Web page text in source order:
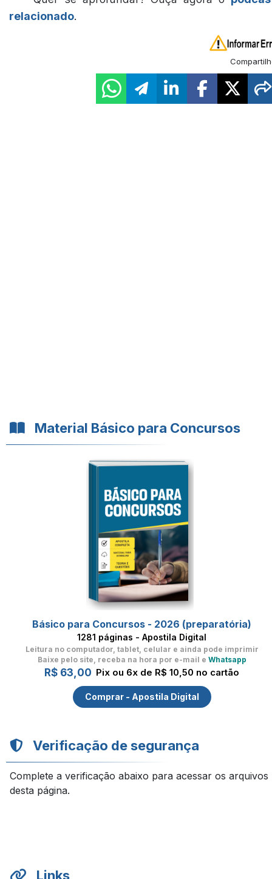
relacionado.
Material Básico para Concursos
Básico para Concursos - 2026 (preparatória)
1281 páginas - Apostila Digital
Leitura no computador, tablet, celular e ainda pode imprimir
Baixe pelo site, receba na hora por e-mail e Whatsapp
R$ 63,00 Pix ou 6x de R$ 10,50 no cartão
Comprar - Apostila Digital
Verificação de segurança
Complete a verificação abaixo para acessar os arquivos
desta página.
Links